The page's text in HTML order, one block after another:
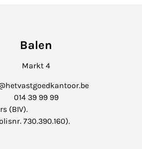
Balen
Markt 4
014 39 99 99
(BIV).
730.390.160).